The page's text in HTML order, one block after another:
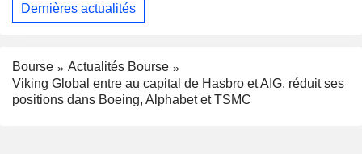
Dernières actualités
Bourse
Actualités Bourse
Viking Global entre au capital de Hasbro et AIG, réduit ses
positions dans Boeing, Alphabet et TSMC